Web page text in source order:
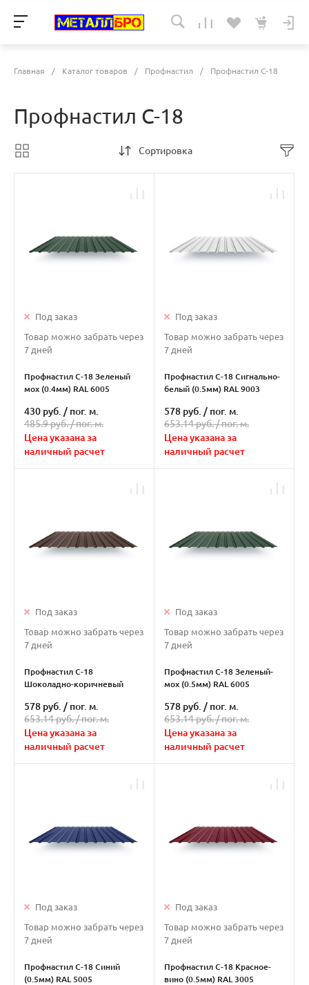
Главная / Каталог товаров / Профнастил / Профнастил С-18
Профнастил С-18
Сортировка
Под заказ
Товар можно забрать через
7 дней
Профнастил С-18 Зеленый
мох (0.4мм) RAL 6005
430 руб. / пог. м.
485.9 руб. /пог. м.
Цена указана за
наличный расчет
Под заказ
Товар можно забрать через
7 дней
Профнастил С-18 Сигнально-
белый (0.5мм) RAL 9003
578 руб. / пог. м.
653.14 руб. /пог. м.
Цена указана за
наличный расчет
Под заказ
Товар можно забрать через
7 дней
Профнастил С-18
Шоколадно-коричневый
578 руб. / пог. м.
653.14 руб. /пог. м.
Цена указана за
наличный расчет
Под заказ
Товар можно забрать через
7 дней
Профнастил С-18 Зеленый-
мох (0.5мм) RAL 6005
578 руб. / пог. м.
653.14 руб. /пог. м.
Цена указана за
наличный расчет
Под заказ
Товар можно забрать через
7 дней
Профнастил С-18 Синий
(0.5мм) RAL 5005
Под заказ
Товар можно забрать через
7 дней
Профнастил С-18 Красное-
вино (0.5мм) RAL 3005